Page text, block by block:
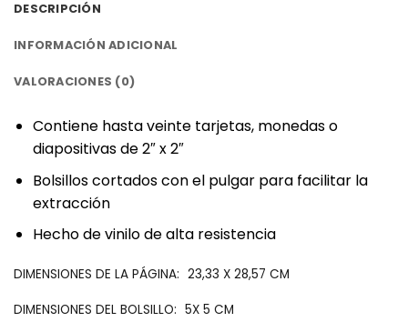
DESCRIPCIÓN
INFORMACIÓN ADICIONAL
VALORACIONES (0)
‎Contiene hasta veinte tarjetas, monedas o
diapositivas de 2″ x 2″‎
‎Bolsillos cortados con el pulgar para facilitar la
extracción‎
‎Hecho de ‎‎vinilo de alta resistencia‎
‎DIMENSIONES DE LA PÁGINA:‎ 23,33 X 28,57 CM
‎DIMENSIONES DEL BOLSILLO:‎ 5X 5 CM